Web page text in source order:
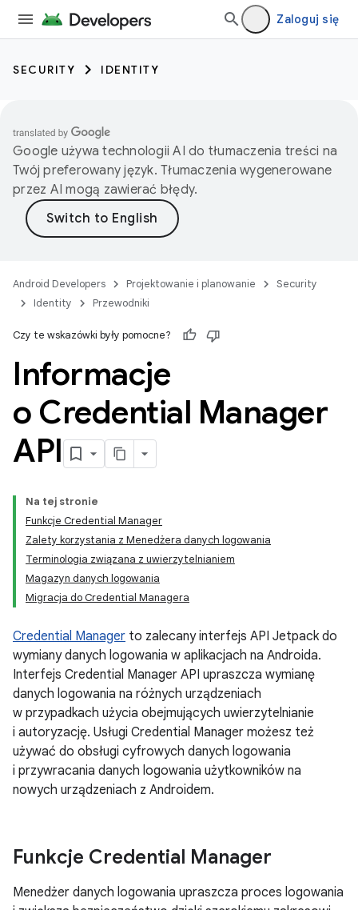
Zaloguj się
SECURITY IDENTITY
Google używa technologii AI do tłumaczenia treści na
Twój preferowany język. Tłumaczenia wygenerowane
przez AI mogą zawierać błędy.
Android Developers Projektowanie i planowanie
Security
Identity
Przewodniki
Czy te wskazówki były pomocne?
Informacje
o Credential Manager
API
Na tej stronie
Funkcje Credential Manager
Zalety korzystania z Menedżera danych logowania
Terminologia związana z uwierzytelnianiem
Magazyn danych logowania
Migracja do Credential Managera
Credential Manager to zalecany interfejs API Jetpack do
wymiany danych logowania w aplikacjach na Androida.
Interfejs Credential Manager API upraszcza wymianę
danych logowania na różnych urządzeniach
w przypadkach użycia obejmujących uwierzytelnianie
i autoryzację. Usługi Credential Manager możesz też
używać do obsługi cyfrowych danych logowania
i przywracania danych logowania użytkowników na
nowych urządzeniach z Androidem.
Funkcje Credential Manager
Menedżer danych logowania upraszcza proces logowania